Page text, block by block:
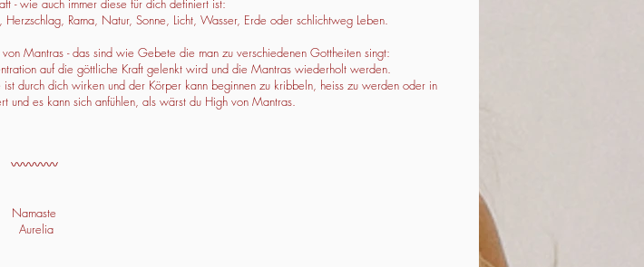
- wie auch immer diese für dich definiert ist:
Rama, Natur, Sonne, Licht, Wasser, Erde oder schlichtweg Leben.
Mantras - das sind wie Gebete die man zu verschiedenen Gottheiten singt:
auf die göttliche Kraft gelenkt wird und die Mantras wiederholt werden.
durch dich wirken und der Körper kann beginnen zu kribbeln, heiss zu werden oder in
und es kann sich anfühlen, als wärst du High von Mantras.
〰️〰️〰️〰️
Namaste
Aurelia